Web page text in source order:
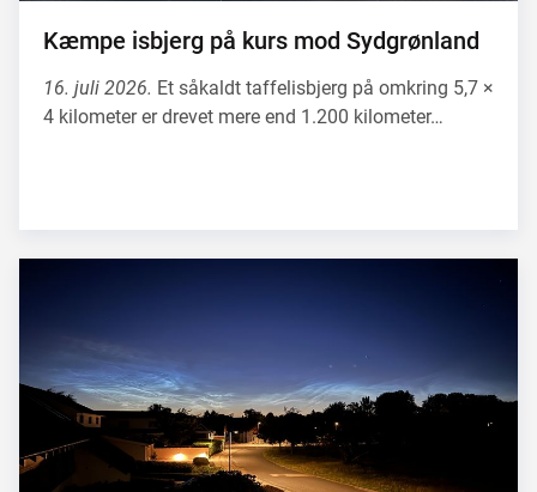
Kæmpe isbjerg på kurs mod Sydgrønland
16. juli 2026. Et såkaldt taffelisbjerg på omkring 5,7 ×
4 kilometer er drevet mere end 1.200 kilometer…